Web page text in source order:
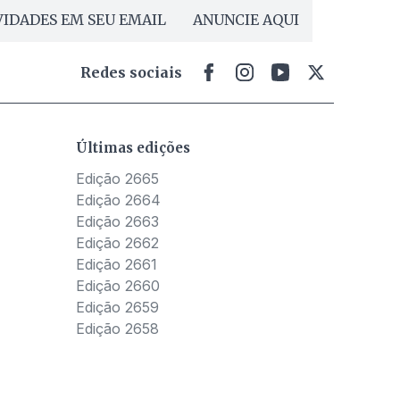
EM SEU EMAIL ANUNCIE AQUI
Redes sociais
Últimas edições
Edição 2665
Edição 2664
Edição 2663
Edição 2662
Edição 2661
Edição 2660
Edição 2659
Edição 2658